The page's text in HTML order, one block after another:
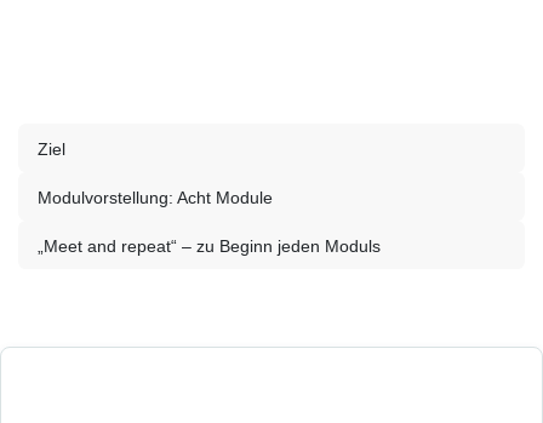
Ziel
Modulvorstellung: Acht Module
„Meet and repeat“ – zu Beginn jeden Moduls